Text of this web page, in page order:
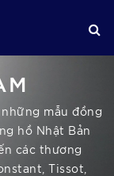
mẫu đồng
hồ Nhật Bản
các thương
Tissot,